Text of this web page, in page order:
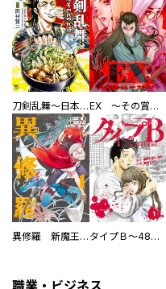
刀剣乱舞～日本号つれづれ酒～ EX ～その賞金稼ぎは、世界の出口を探す～【単行本版】
異修羅 新魔王戦争 タイプＢ～48時間後、致死率100％～【単話】
職業・ビジネス